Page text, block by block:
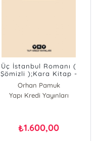
Üç İstanbul Romanı (
Şömizli );Kara Kitap -
Masumiyet Müzesi -
Kafamda Bir Tuhaflık
Orhan Pamuk
Yapı Kredi Yayınları
₺1.600,00